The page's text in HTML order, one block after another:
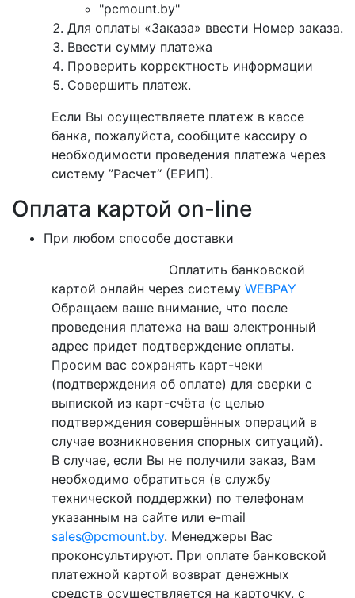
"pcmount.by"
Для оплаты «Заказа» ввести Номер заказа.
Ввести сумму платежа
Проверить корректность информации
Совершить платеж.
Если Вы осуществляете платеж в кассе
банка, пожалуйста, сообщите кассиру о
необходимости проведения платежа через
систему ”Расчет“ (ЕРИП).
Оплата картой on-line
При любом способе доставки
Оплатить банковской
картой онлайн через систему WEBPAY
Обращаем ваше внимание, что после
проведения платежа на ваш электронный
адрес придет подтверждение оплаты.
Просим вас сохранять карт-чеки
(подтверждения об оплате) для сверки с
выпиской из карт-счёта (с целью
подтверждения совершённых операций в
случае возникновения спорных ситуаций).
В случае, если Вы не получили заказ, Вам
необходимо обратиться (в службу
технической поддержки) по телефонам
указанным на сайте или e-mail
sales@pcmount.by. Менеджеры Вас
проконсультируют. При оплате банковской
платежной картой возврат денежных
средств осуществляется на карточку, с